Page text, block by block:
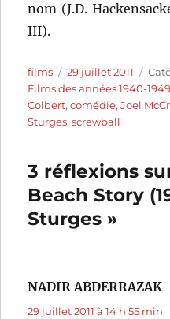
nom (J.D.
III).
Auteur
films
Publié
le
29 juillet 2011
Films des années 1940-1949
Colbert,comédie,Joel
Sturges,screwball
3 réflexions
Beach Story
Sturges »
NADIR ABDERRAZAK
29 juillet 2011 à 14 h 55 min